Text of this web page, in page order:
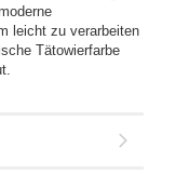
leicht zu verarbeiten
Tätowierfarbe